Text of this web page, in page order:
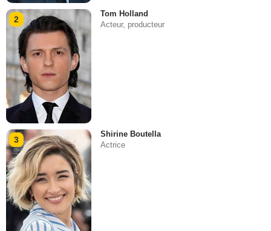
2
Tom Holland
Acteur, producteur
3
Shirine Boutella
Actrice